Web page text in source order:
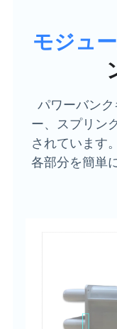
モジュ
パワーバン
ー、スプリン
されています
各部分を簡単